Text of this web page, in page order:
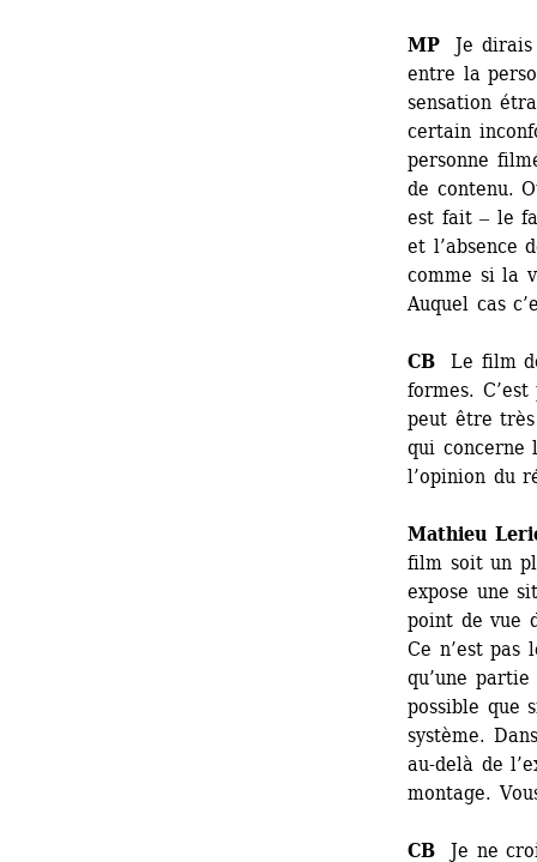
MP Je dirais
entre la
sensation
certain
personne
de contenu.
est fait ‒ le
et l’absence
comme si la
Auquel cas
CB Le film
formes.
peut être
qui concerne
l’opinion du
Mathieu
film soit un
expose une
point de vue
Ce n’est pas
qu’une
possible que
système.
au-delà de
montage.
CB Je ne